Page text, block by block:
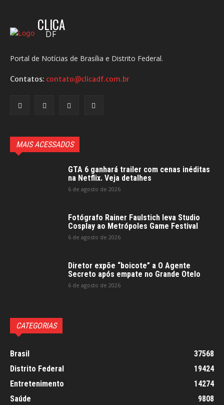
CLICA
DF
Portal de Notícias de Brasília e Distrito Federal.
Contatos: contato@clicadf.com.br
MAIS ACESSADOS
GTA 6 ganhará trailer com cenas inéditas
na Netflix. Veja detalhes
6 de agosto de 2026
Fotógrafo Rainer Faulstich leva Studio
Cosplay ao Metrópoles Game Festival
6 de agosto de 2026
Diretor expõe “boicote” a O Agente
Secreto após empate no Grande Otelo
6 de agosto de 2026
CATEGORIAS
Brasil
37568
Distrito Federal
19424
Entretenimento
14274
Saúde
9808